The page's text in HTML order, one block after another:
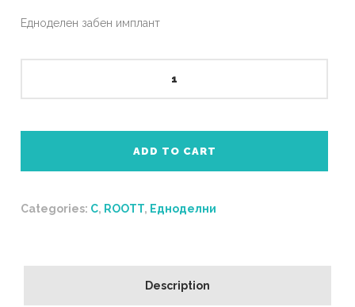
Едноделен забен имплант
ADD TO CART
Categories: C, ROOTT, Едноделни
Description